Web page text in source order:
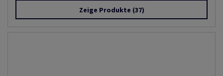
Zeige Produkte (37)